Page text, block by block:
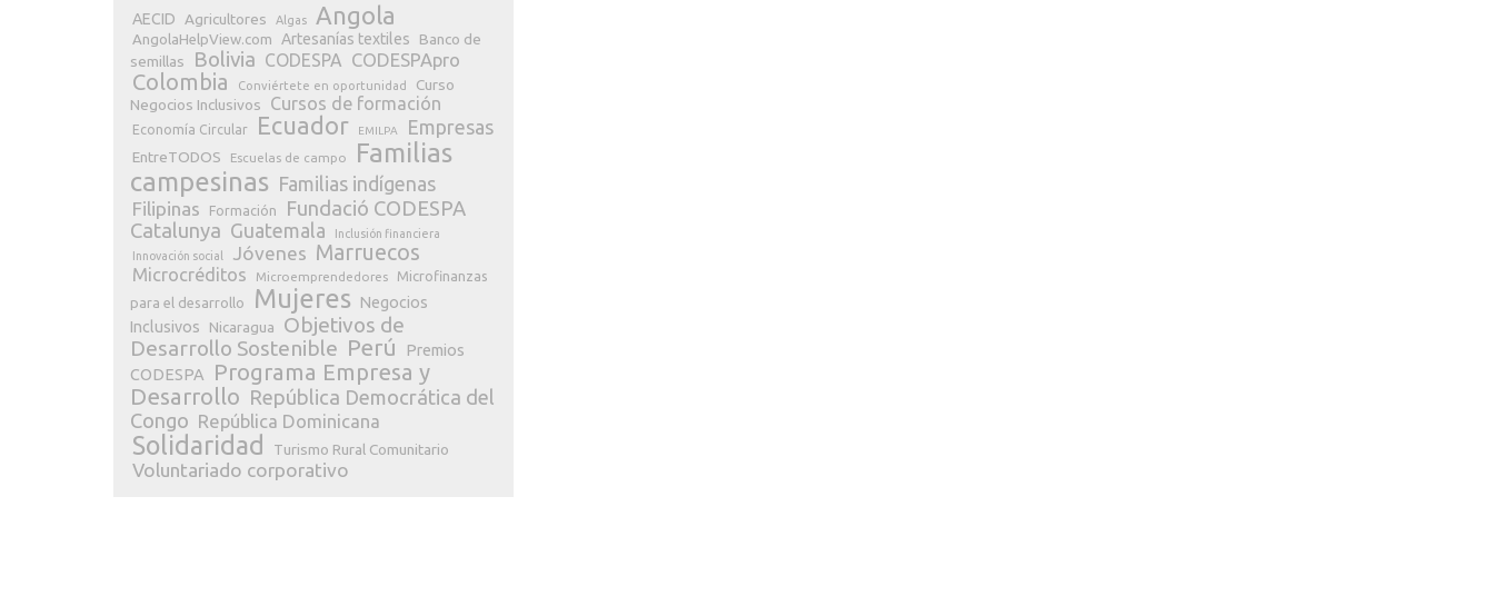
AECID Agricultores Algas Angola
AngolaHelpView.com Artesanías textiles
Banco de
semillas
Bolivia CODESPA CODESPApro
Colombia Conviértete en oportunidad
Curso
Negocios Inclusivos
Cursos de formación
Economía Circular Ecuador EMILPA Empresas
EntreTODOS Escuelas de campo
Familias
campesinas Familias indígenas
Filipinas
Formación
Fundació CODESPA
Catalunya Guatemala
Inclusión financiera
Innovación social
Jóvenes Marruecos
Microcréditos Microemprendedores
Microfinanzas
para el desarrollo
Mujeres
Negocios
Inclusivos
Nicaragua
Objetivos de
Desarrollo Sostenible Perú
Premios
CODESPA
Programa Empresa y
Desarrollo República Democrática del
Congo República Dominicana
Solidaridad Turismo Rural Comunitario
Voluntariado corporativo